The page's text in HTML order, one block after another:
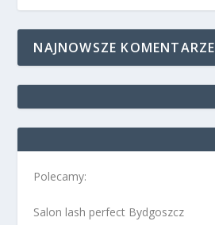
NAJNOWSZE KOMENTARZE
Polecamy:
Salon lash perfect Bydgoszcz